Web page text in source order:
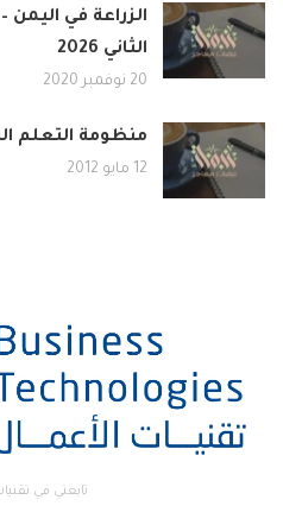
الزراعة في اليمن
الثاني 2026
20 نوفمبر 2020
منظومة التعلم
12 مايو 2012
تابعني في